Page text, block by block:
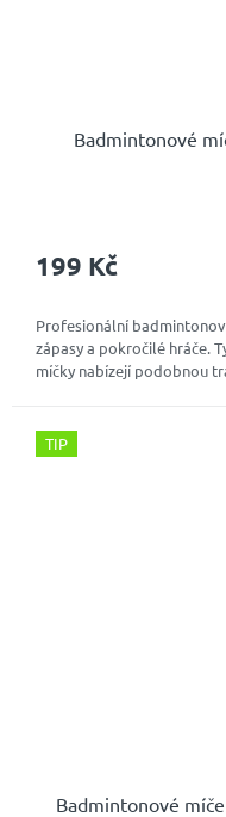
Badmintonové
199 Kč
Profesionální
zápasy a pokročilé hráče.
míčky nabízejí podobnou
TIP
Badmintonové